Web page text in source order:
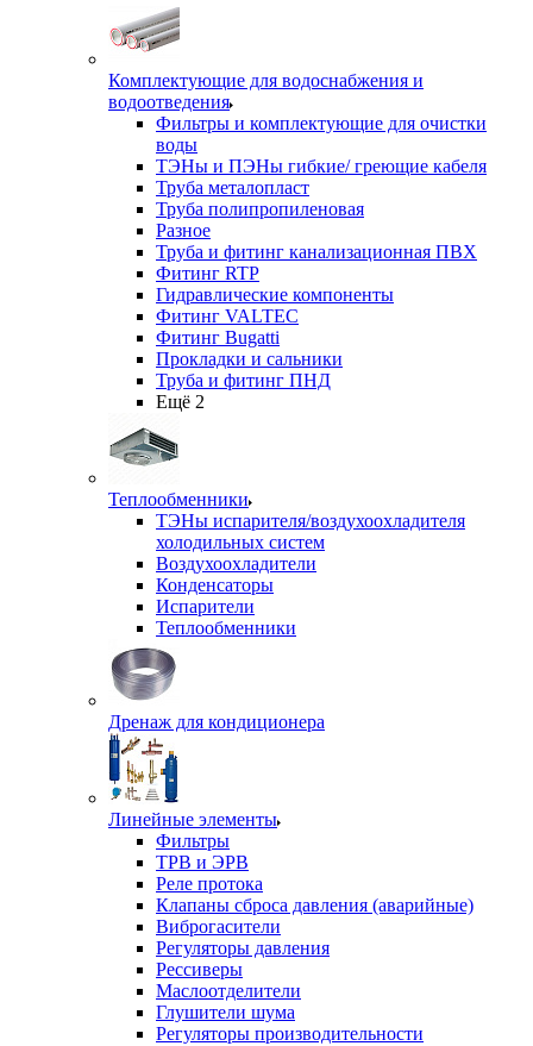
Комплектующие для водоснабжения и
водоотведения
Фильтры и комплектующие для очистки
воды
ТЭНы и ПЭНы гибкие/ греющие кабеля
Труба металопласт
Труба полипропиленовая
Разное
Труба и фитинг канализационная ПВХ
Фитинг RTP
Гидравлические компоненты
Фитинг VALTEC
Фитинг Bugatti
Прокладки и сальники
Труба и фитинг ПНД
Ещё 2
Теплообменники
ТЭНы испарителя/воздухоохладителя
холодильных систем
Воздухоохладители
Конденсаторы
Испарители
Теплообменники
Дренаж для кондиционера
Линейные элементы
Фильтры
ТРВ и ЭРВ
Реле протока
Клапаны сброса давления (аварийные)
Виброгасители
Регуляторы давления
Рессиверы
Маслоотделители
Глушители шума
Регуляторы производительности